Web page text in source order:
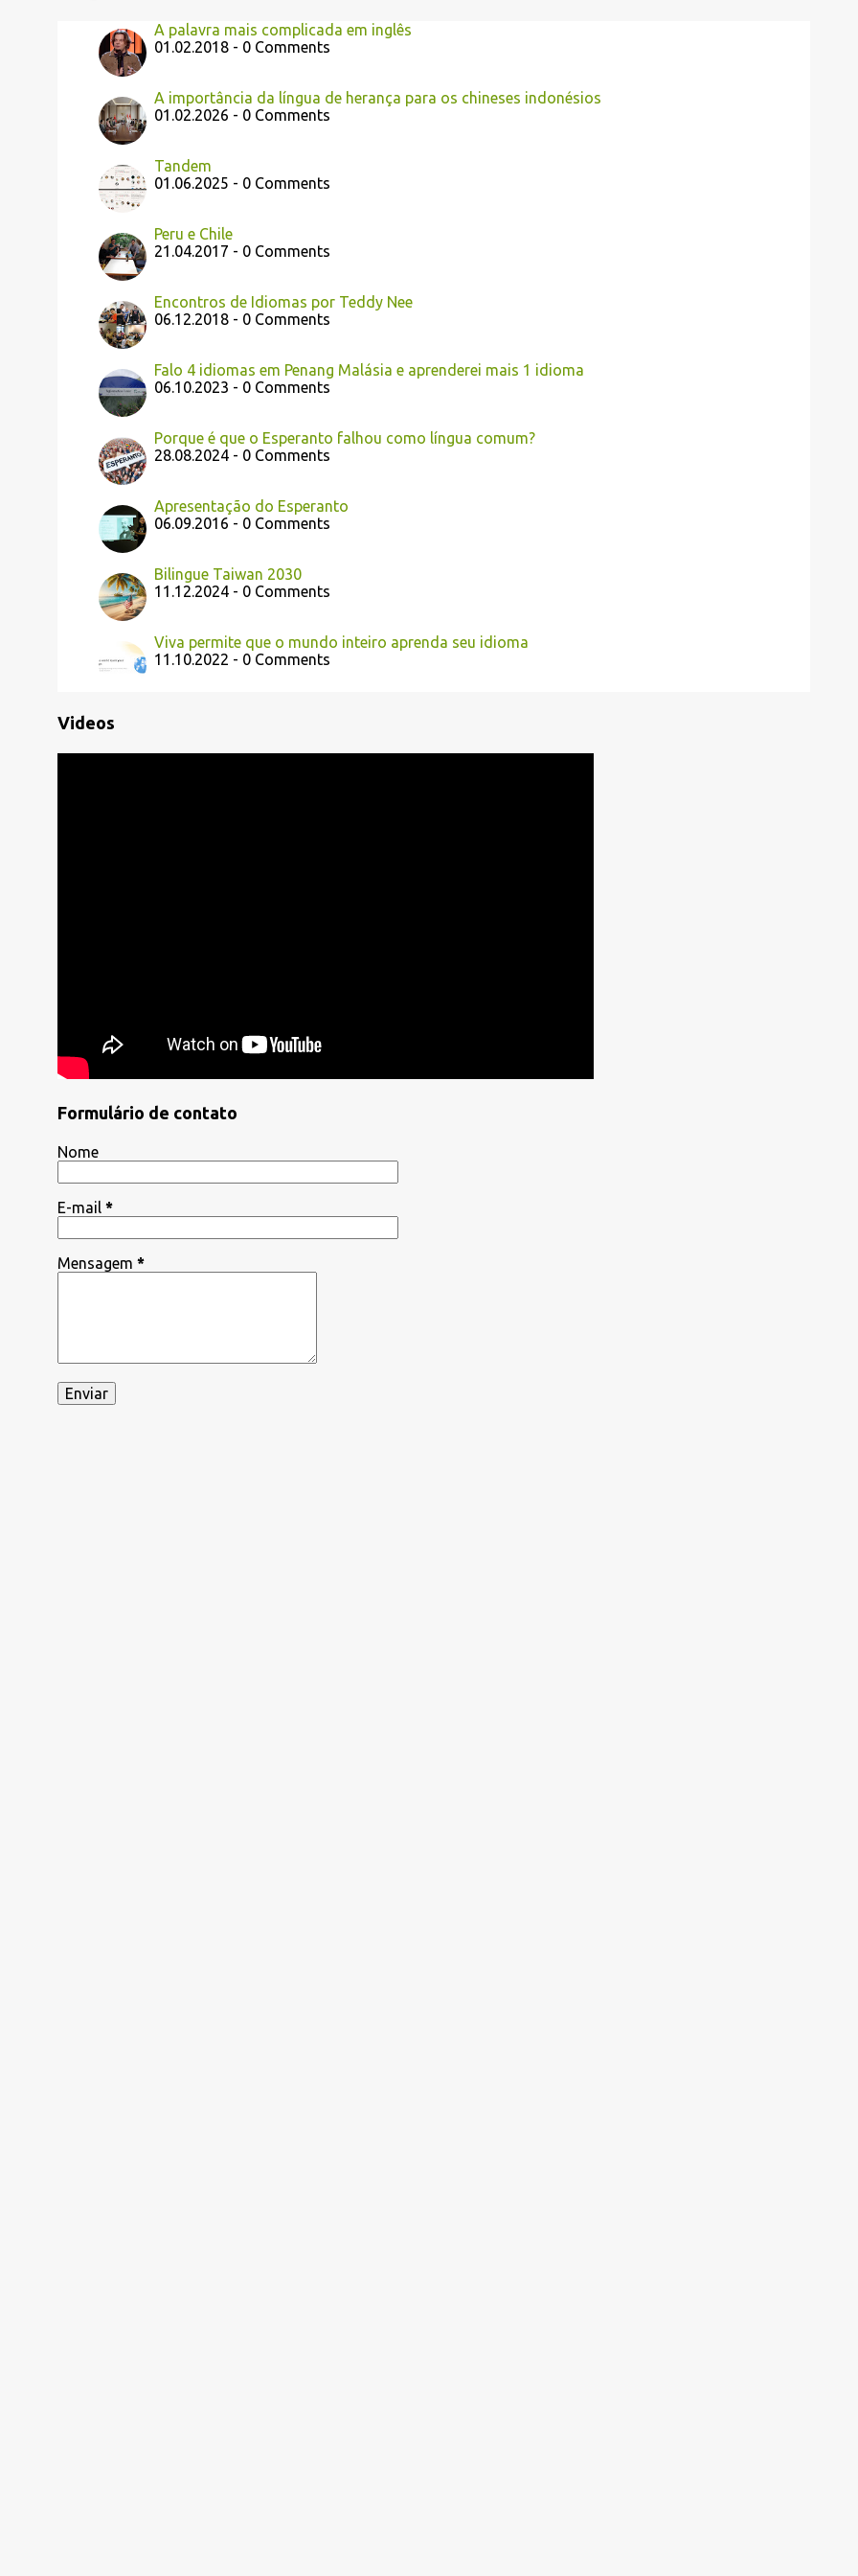
A palavra mais complicada em inglês
01.02.2018 - 0 Comments
A importância da língua de herança para os chineses indonésios
01.02.2026 - 0 Comments
Tandem
01.06.2025 - 0 Comments
Peru e Chile
21.04.2017 - 0 Comments
Encontros de Idiomas por Teddy Nee
06.12.2018 - 0 Comments
Falo 4 idiomas em Penang Malásia e aprenderei mais 1 idioma
06.10.2023 - 0 Comments
Porque é que o Esperanto falhou como língua comum?
28.08.2024 - 0 Comments
Apresentação do Esperanto
06.09.2016 - 0 Comments
Bilingue Taiwan 2030
11.12.2024 - 0 Comments
Viva permite que o mundo inteiro aprenda seu idioma
11.10.2022 - 0 Comments
Videos
Formulário de contato
Nome
E-mail *
Mensagem *